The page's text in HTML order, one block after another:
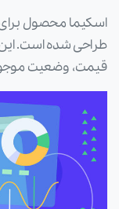
اسکیما محصول
طراحی شده است. این
قیمت، وضعیت